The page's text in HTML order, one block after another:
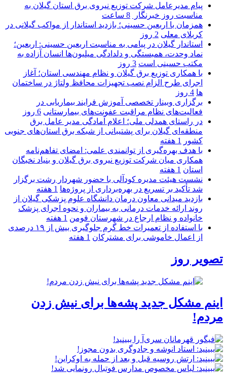
پیام مدیرعامل شركت توزیع نیروی برق استان گیلان به
مناسبت روز خبرنگار ‌
8 ساعت
همزمان با اربعین حسینی؛ بازدید استاندار از مواکب گیلانی در
کربلای معلی 2 روز
استاندار گیلان در پیامی به مناسبت اربعین حسینی: اربعین؛
نماد وحدت، همبستگی و دلدادگی میلیون‌ها انسان آزاده به
مکتب حسینی است 3 روز
با همکاری توزیع برق گیلان و نظام مهندسی استان؛ آغاز
اجرای طرح الزام نصب تجهیزات محافظ ولتاژ در ساختمان
ها 4 روز
برگزاری وبینار تخصصی آموزش فرایند بیماریابی در
فعالیت‌های نظام مراقبت عفونت‌های بیمارستانی 6 روز
در راستای همدلی ملی؛ اعلام آمادگی مدیر عامل برق
منطقه‌ای گیلان برای پشتیبانی از شبكه برق استان‌های جنوبی
كشور
1 هفته
با هدف بهره‌گیری از توانمندی علمی: امضای تفاهم‌نامه
همكاری میان شركت توزیع نیروی برق گیلان و بنیاد نخبگان
استان 1 هفته
نشست هیئت مدیره کودآلی با حضور شهردار رشت برگزار
شد تأکید بر تسریع در بهره‌برداری از پروژه‌ها 1 هفته
بازدید میدانی معاون درمان دانشگاه علوم پزشکی گیلان از
روند ارائه خدمات درمانی به بیماران و نحوه اجرای پزشک
خانواده و نظام ارجاع در شهرستان فومن 1 هفته
با استفاده از تعمیرات خط گرم جلوگیری بیش از ۱۹ درصدی
از اعمال خاموشی برای مشتركان 1 هفته
تصویر روز
اینم مشکل جدید پشه‌ها برای نیش زدن
مردم!